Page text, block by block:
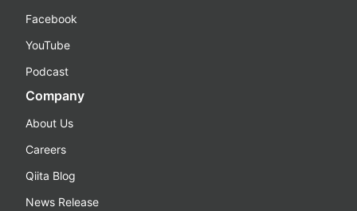
Facebook
YouTube
Podcast
Company
About Us
Careers
Qiita Blog
News Release